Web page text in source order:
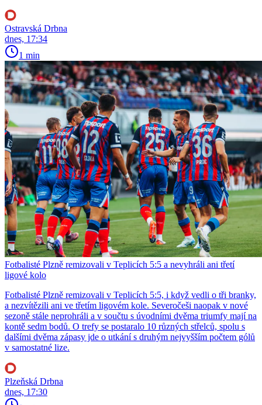
Ostravská Drbna
dnes, 17:34
1 min
Fotbalisté Plzně remizovali v Teplicích 5:5 a nevyhráli ani třetí
ligové kolo
Fotbalisté Plzně remizovali v Teplicích 5:5, i když vedli o tři branky,
a nezvítězili ani ve třetím ligovém kole. Severočeši naopak v nové
sezoně stále neprohráli a v součtu s úvodními dvěma triumfy mají na
kontě sedm bodů. O trefy se postaralo 10 různých střelců, spolu s
dalšími dvěma zápasy jde o utkání s druhým nejvyšším počtem gólů
v samostatné lize.
Plzeňská Drbna
dnes, 17:30